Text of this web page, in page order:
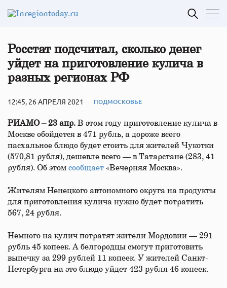
Росстат подсчитал, сколько денег
уйдет на приготовление кулича в
разных регионах РФ
12:45, 26 АПРЕЛЯ 2021 ПОДМОСКОВЬЕ
РИАМО – 23 апр. В этом году приготовление кулича в
Москве обойдется в 471 рубль, а дороже всего
пасхальное блюдо будет стоить для жителей Чукотки
(570,81 рубля), дешевле всего — в Татарстане (283, 41
рубля). Об этом сообщает «Вечерняя Москва».
Жителям Ненецкого автономного округа на продукты
для приготовления кулича нужно будет потратить
567, 24 рубля.
Немного на кулич потратят жители Мордовии — 291
рубль 45 копеек. А белгородцы смогут приготовить
выпечку за 299 рублей 11 копеек. У жителей Санкт-
Петербурга на это блюдо уйдет 423 рубля 46 копеек.